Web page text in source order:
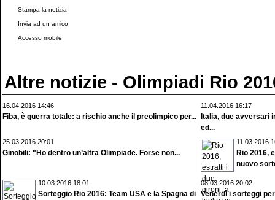
Stampa la notizia
Invia ad un amico
Accesso mobile
Altre notizie - Olimpiadi Rio
16.04.2016 14:46
Fiba, è guerra totale: a rischio anche il preolimpico per...
11.04.2016 16:17
Italia, due avversari
ed...
25.03.2016 20:01
Ginobili: "Ho dentro un’altra Olimpiade. Forse non...
11.03.2016
Rio 2016,
nuovo
10.03.2016 18:01
Sorteggio Rio 2016: Team USA e la Spagna di
08.03.2016 20:02
Venerdì i sorteggi